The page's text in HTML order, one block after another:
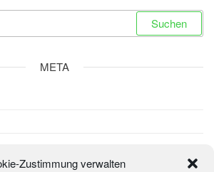
Zustimmung verwalten
META